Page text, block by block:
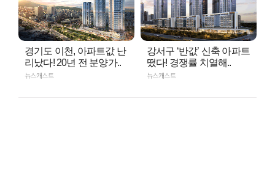
경기도 이천, 아파트값 난
리났다! 20년 전 분양가..
뉴스캐스트
강서구 ‘반값’ 신축 아파트
떴다! 경쟁률 치열해..
뉴스캐스트